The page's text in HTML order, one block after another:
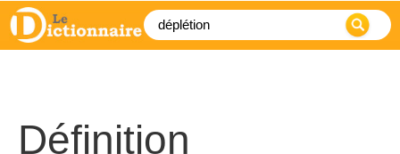
Définition